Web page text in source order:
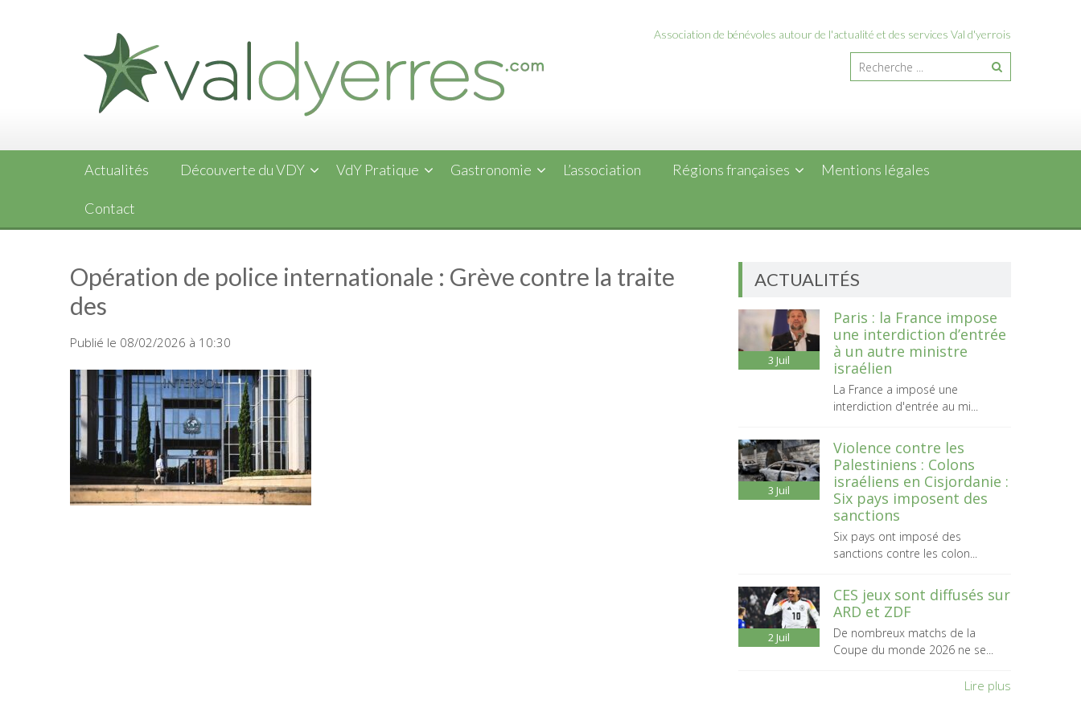
Association de bénévoles autour de l'actualité et des services Val d'yerrois
Actualités Découverte du VDY VdY Pratique Gastronomie L’association Régions françaises Mentions légales
Contact
Opération de police internationale : Grève contre la traite
des
Publié le 08/02/2026 à 10:30
ACTUALITÉS
3 Juil
Paris : la France impose
une interdiction d’entrée
à un autre ministre
israélien
La France a imposé une
interdiction d'entrée au mi...
3 Juil
Violence contre les
Palestiniens : Colons
israéliens en Cisjordanie :
Six pays imposent des
sanctions
Six pays ont imposé des
sanctions contre les colon...
2 Juil
CES jeux sont diffusés sur
ARD et ZDF
De nombreux matchs de la
Coupe du monde 2026 ne se...
Lire plus